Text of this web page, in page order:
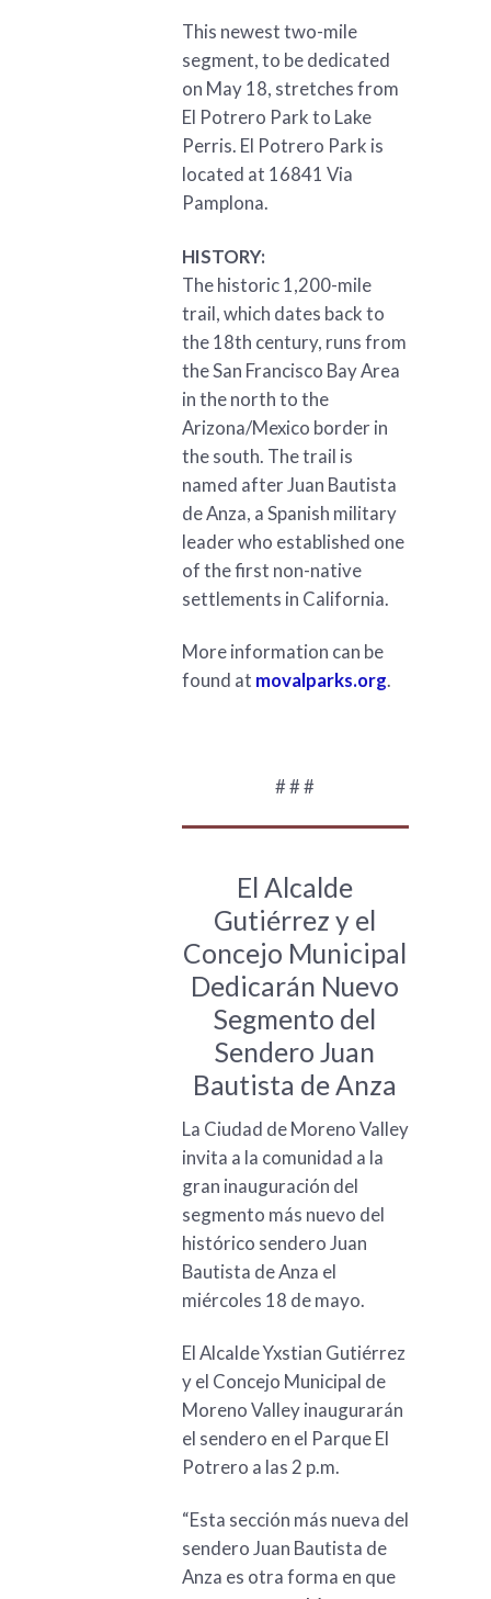
This newest two-mile
segment, to be dedicated
on May 18, stretches from
El Potrero Park to Lake
Perris. El Potrero Park is
located at 16841 Via
Pamplona.
HISTORY:
The historic 1,200-mile
trail, which dates back to
the 18th century, runs from
the San Francisco Bay Area
in the north to the
Arizona/Mexico border in
the south. The trail is
named after Juan Bautista
de Anza, a Spanish military
leader who established one
of the first non-native
settlements in California.
More information can be
found at movalparks.org.
# # #
El Alcalde
Gutiérrez y el
Concejo Municipal
Dedicarán Nuevo
Segmento del
Sendero Juan
Bautista de Anza
La Ciudad de Moreno Valley
invita a la comunidad a la
gran inauguración del
segmento más nuevo del
histórico sendero Juan
Bautista de Anza el
miércoles 18 de mayo.
El Alcalde Yxstian Gutiérrez
y el Concejo Municipal de
Moreno Valley inaugurarán
el sendero en el Parque El
Potrero a las 2 p.m.
“Esta sección más nueva del
sendero Juan Bautista de
Anza es otra forma en que